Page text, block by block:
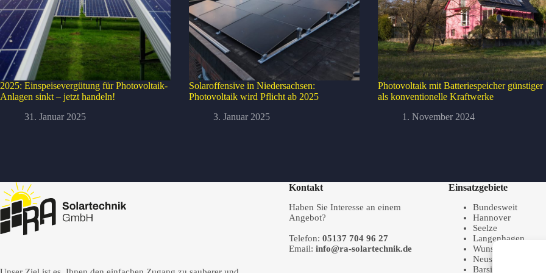
2025: Einspeisevergütung für Photovoltaik-
Anlagen sinkt – jetzt handeln!
31. Januar 2025
Solaroffensive in Niedersachsen:
Photovoltaik wird Pflicht ab 2025
3. Januar 2025
Photovoltaik mit Batteriespeicher günstiger
als konventionelle Kraftwerke
1. November 2024
Kontakt
Haben Sie Interesse an einem
Angebot?
Telefon: 05137 704 96 27
Email: info@ra-solartechnik.de
Einsatzgebiete
Bundesweit
Hannover
Seelze
Langenhagen
Wunstorf
Neustadt a. Rbge.
Barsinghausen